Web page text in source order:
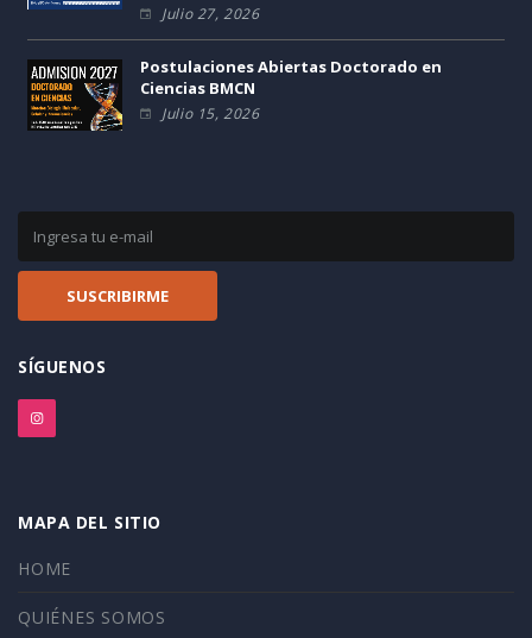
Julio 27, 2026
Postulaciones Abiertas Doctorado en
Ciencias BMCN
Julio 15, 2026
SÍGUENOS
MAPA DEL SITIO
HOME
QUIÉNES SOMOS